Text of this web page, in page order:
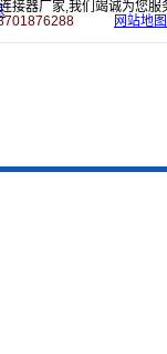
接器厂家,我们竭诚为您服
网站地图